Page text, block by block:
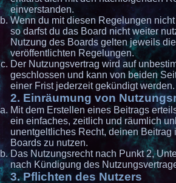
einverstanden.
Wenn du mit diesen Regelungen
so darfst du das Board nicht weiter
Nutzung des Boards gelten jeweils
veröffentlichten Regelungen.
Der Nutzungsvertrag wird auf
geschlossen und kann von beiden
einer Frist jederzeit gekündigt werden.
2. Einräumung von
Mit dem Erstellen eines Beitrags
ein einfaches, zeitlich und räumlich
unentgeltliches Recht, deinen Beitrag
Boards zu nutzen.
Das Nutzungsrecht nach Punkt 2,
nach Kündigung des
3. Pflichten des Nutzers